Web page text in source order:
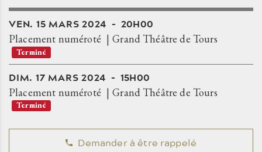
VEN. 15 MARS 2024 20H00
Placement numéroté Grand Théâtre de Tours
Terminé
DIM. 17 MARS 2024 15H00
Placement numéroté Grand Théâtre de Tours
Terminé
Demander à être rappelé